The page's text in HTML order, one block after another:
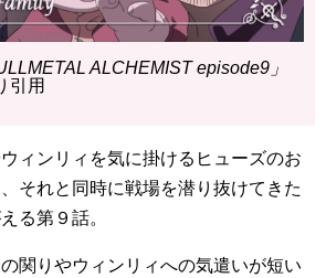
ALCHEMIST episode9」
引用
ィンリィを気に掛けるヒューズのお
それと同時に戦場を潜り抜けてきた
る第９話。
関りやウィンリィへの気遣いが短い